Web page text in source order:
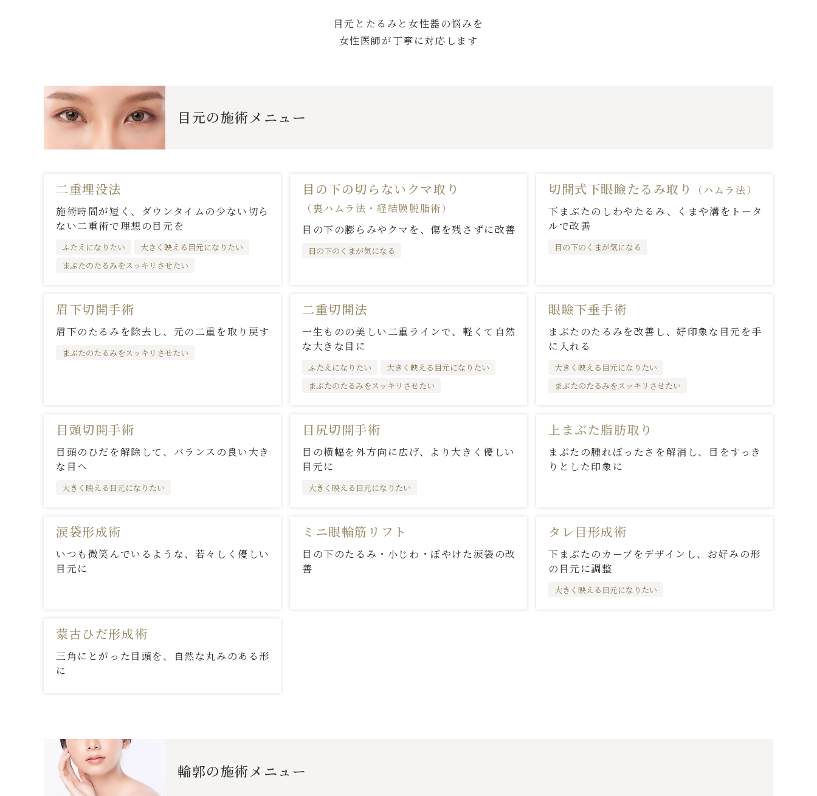
目元とたるみと女性器の悩みを
女性医師が丁寧に対応します
目元の施術メニュー
二重埋没法
施術時間が短く、ダウンタイムの少ない切ら
ない二重術で理想の目元を
ふたえになりたい
大きく映える目元になりたい
まぶたのたるみをスッキリさせたい
目の下の切らないクマ取り
（裏ハムラ法・経結膜脱脂術）
目の下の膨らみやクマを、傷を残さずに改善
目の下のくまが気になる
切開式下眼瞼たるみ取り
（ハムラ法）
下まぶたのしわやたるみ、くまや溝をトータ
ルで改善
目の下のくまが気になる
眉下切開手術
眉下のたるみを除去し、元の二重を取り戻す
まぶたのたるみをスッキリさせたい
二重切開法
一生ものの美しい二重ラインで、軽くて自然
な大きな目に
ふたえになりたい
大きく映える目元になりたい
まぶたのたるみをスッキリさせたい
眼瞼下垂手術
まぶたのたるみを改善し、好印象な目元を手
に入れる
大きく映える目元になりたい
まぶたのたるみをスッキリさせたい
目頭切開手術
目頭のひだを解除して、バランスの良い大き
な目へ
大きく映える目元になりたい
目尻切開手術
目の横幅を外方向に広げ、より大きく優しい
目元に
大きく映える目元になりたい
上まぶた脂肪取り
まぶたの腫れぼったさを解消し、目をすっき
りとした印象に
涙袋形成術
いつも微笑んでいるような、若々しく優しい
目元に
ミニ眼輪筋リフト
目の下のたるみ・小じわ・ぼやけた涙袋の改
善
タレ目形成術
下まぶたのカーブをデザインし、お好みの形
の目元に調整
大きく映える目元になりたい
蒙古ひだ形成術
三角にとがった目頭を、自然な丸みのある形
に
輪郭の施術メニュー